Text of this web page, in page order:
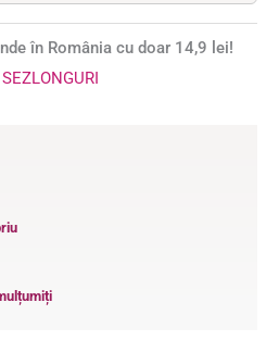
în România cu doar 14,9 lei!
SEZLONGURI